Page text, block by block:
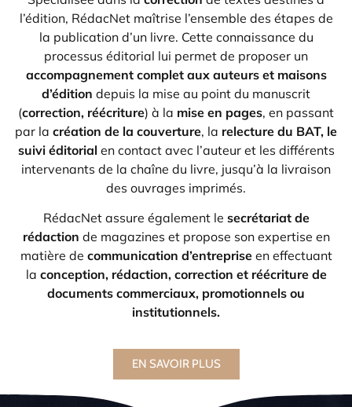
l’édition, RédacNet maîtrise l’ensemble des étapes de
la publication d’un livre. Cette connaissance du
processus éditorial lui permet de proposer un
accompagnement complet aux auteurs et maisons
d’édition depuis la mise au point du manuscrit
(correction, réécriture) à la mise en pages, en passant
par la création de la couverture, la relecture du BAT, le
suivi éditorial en contact avec l’auteur et les différents
intervenants de la chaîne du livre, jusqu’à la livraison
des ouvrages imprimés.
RédacNet assure également le secrétariat de
rédaction de magazines et propose son expertise en
matière de communication d’entrepriseen effectuant
la conception, rédaction, correction et réécriture de
documents commerciaux, promotionnels ou
institutionnels.
EN SAVOIR PLUS